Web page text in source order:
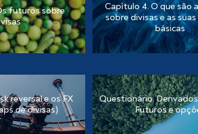
futuros sobre
Capítulo 4. O que são
sobre divisas e as
básicas
reversal e os FX
de divisas)
Questionário.
Futuros e